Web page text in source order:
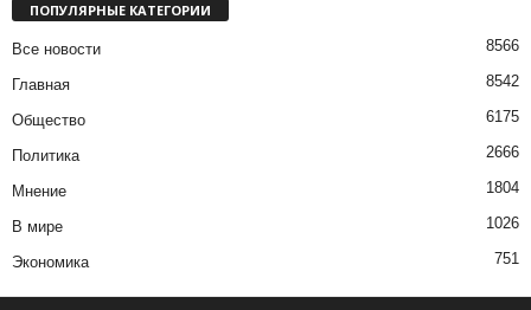
ПОПУЛЯРНЫЕ КАТЕГОРИИ
Все новости 8566
Главная 8542
Общество 6175
Политика 2666
Мнение 1804
В мире 1026
Экономика 751